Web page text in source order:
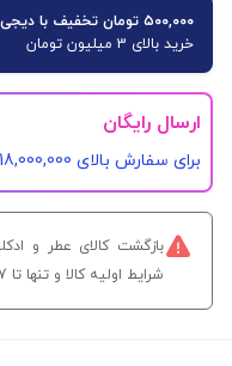
۵۰۰,۰۰۰ تومان تخفیف با دیجی پی
خرید بالای 3 میلیون تومان
ارسال رایگان
برای سفارش‌ بالای 18,000,000 تومان
بازگشت کالای عطر و
شرایط اولیه کالا و تنها تا 7 روز پس از تحویل امکان‌پذیر است!